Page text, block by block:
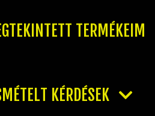
TERMÉKEIM
KÉRDÉSEK